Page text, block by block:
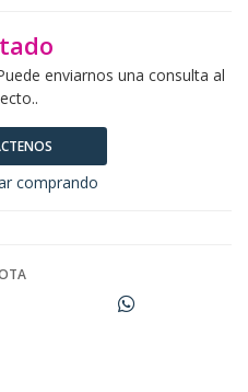
enviarnos una consulta al
comprando